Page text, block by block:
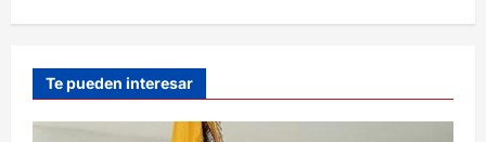
Te pueden interesar